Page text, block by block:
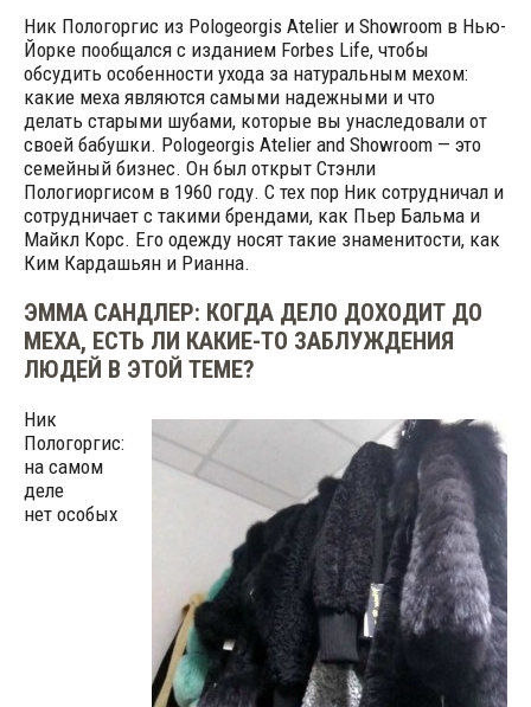
Ник Пологоргис из Pologeorgis Atelier и Showroom в Нью-
Йорке пообщался с изданием Forbes Life, чтобы
обсудить особенности ухода за натуральным мехом:
какие меха являются самыми надежными и что
делать старыми шубами, которые вы унаследовали от
своей бабушки. Pologeorgis Atelier and Showroom — это
семейный бизнес. Он был открыт Стэнли
Пологиоргисом в 1960 году. С тех пор Ник сотрудничал и
сотрудничает с такими брендами, как Пьер Бальма и
Майкл Корс. Его одежду носят такие знаменитости, как
Ким Кардашьян и Рианна.
ЭММА САНДЛЕР: КОГДА ДЕЛО ДОХОДИТ ДО
МЕХА, ЕСТЬ ЛИ КАКИЕ-ТО ЗАБЛУЖДЕНИЯ
ЛЮДЕЙ В ЭТОЙ ТЕМЕ?
Ник
Пологоргис:
на самом
деле
нет особых